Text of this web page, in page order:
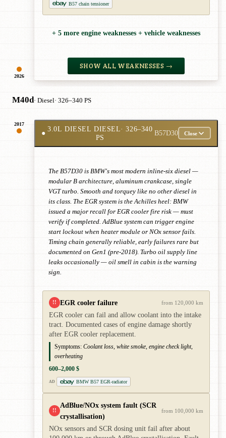
2026
B57 chain tensioner
+ 5 more engine weaknesses + vehicle weaknesses
SHOW ALL WEAKNESSES →
M40d· Diesel· 326–340 PS
2017
●
3.0L DIESEL DIESEL· 326–340
PS
B57D30 Close
The B57D30 is BMW's most modern inline-six diesel —
modular B architecture, aluminum crankcase, single
VGT turbo. Smooth and torquey like no other diesel in
its class. The EGR system is the Achilles heel: BMW
issued a major recall for EGR cooler fire risk — must
verify if completed. AdBlue system can trigger engine
start lockout when heater module or NOx sensor fails.
Timing chain generally reliable, early failures rare but
documented on Gen1 (pre-2018). Turbo oil supply line
leaks occasionally — oil smell in cabin is the warning
sign.
!! EGR cooler failure from 120,000 km
EGR cooler can fail and allow coolant into the intake
tract. Documented cases of engine damage shortly
after EGR cooler replacement.
Symptoms: Coolant loss, white smoke, engine check light,
overheating
600–2,000 $
AD BMW B57 EGR-radiator
!!
AdBlue/NOx system fault (SCR
crystallisation)
from 100,000 km
NOx sensors and SCR dosing unit fail after about